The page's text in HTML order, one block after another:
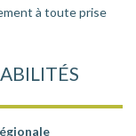
à toute prise